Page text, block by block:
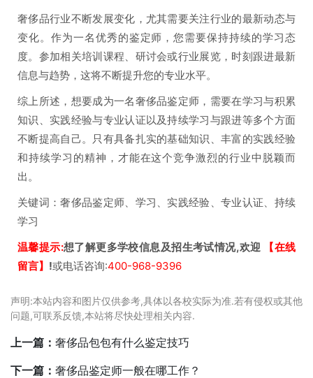
奢侈品行业不断发展变化，尤其需要关注行业的最新动态与
变化。作为一名优秀的鉴定师，您需要保持持续的学习态
度。参加相关培训课程、研讨会或行业展览，时刻跟进最新
信息与趋势，这将不断提升您的专业水平。
综上所述，想要成为一名奢侈品鉴定师，需要在学习与积累
知识、实践经验与专业认证以及持续学习与跟进等多个方面
不断提高自己。只有具备扎实的基础知识、丰富的实践经验
和持续学习的精神，才能在这个竞争激烈的行业中脱颖而
出。
关键词：奢侈品鉴定师、学习、实践经验、专业认证、持续
学习
温馨提示:想了解更多学校信息及招生考试情况,欢迎
【在线
留言】 !或电话咨询:400-968-9396
声明:本站内容和图片仅供参考,具体以各校实际为准.若有侵权或其他
问题,可联系反馈,本站将尽快处理相关内容.
上一篇： 奢侈品包包有什么鉴定技巧
下一篇： 奢侈品鉴定师一般在哪工作？